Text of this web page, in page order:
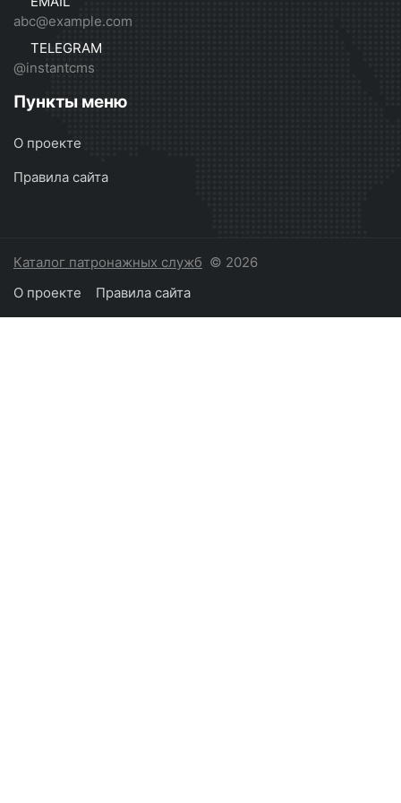
abc@example.com
TELEGRAM
@instantcms
Пункты меню
О проекте
Правила сайта
Каталог патронажных служб © 2026
О проекте
Правила сайта